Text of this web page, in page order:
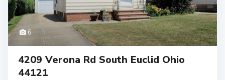
6
4209 Verona Rd South Euclid Ohio
44121